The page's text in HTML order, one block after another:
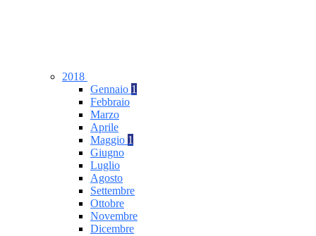
2018
Gennaio 1
Febbraio
Marzo
Aprile
Maggio 1
Giugno
Luglio
Agosto
Settembre
Ottobre
Novembre
Dicembre